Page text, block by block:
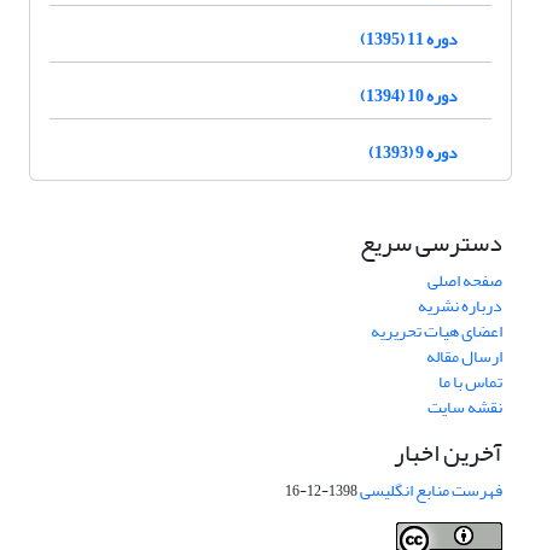
دوره 11 (1395)
دوره 10 (1394)
دوره 9 (1393)
دسترسی سریع
صفحه اصلی
درباره نشریه
اعضای هیات تحریریه
ارسال مقاله
تماس با ما
نقشه سایت
آخرین اخبار
فهرست منابع انگلیسی1398-12-16